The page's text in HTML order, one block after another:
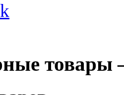
товары